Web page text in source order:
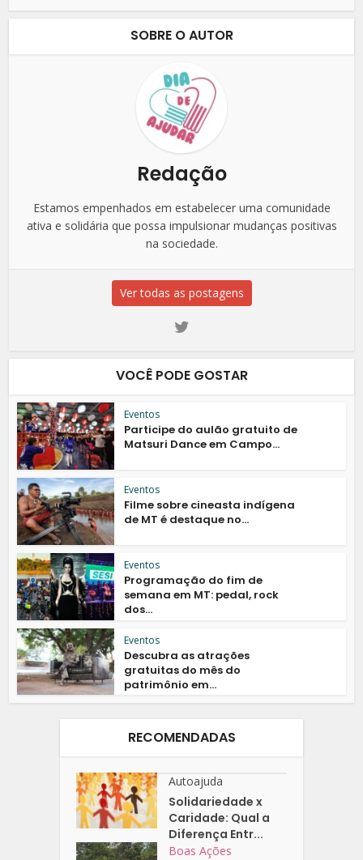
SOBRE O AUTOR
Redação
Estamos empenhados em estabelecer uma comunidade
ativa e solidária que possa impulsionar mudanças positivas
na sociedade.
Ver todas as postagens
VOCÊ PODE GOSTAR
Eventos
Participe do aulão gratuito de
Matsuri Dance em Campo...
Eventos
Filme sobre cineasta indígena
de MT é destaque no...
Eventos
Programação do fim de
semana em MT: pedal, rock
dos...
Eventos
Descubra as atrações
gratuitas do mês do
patrimônio em...
RECOMENDADAS
Autoajuda
Solidariedade x
Caridade: Qual a
Diferença Entr...
Boas Ações